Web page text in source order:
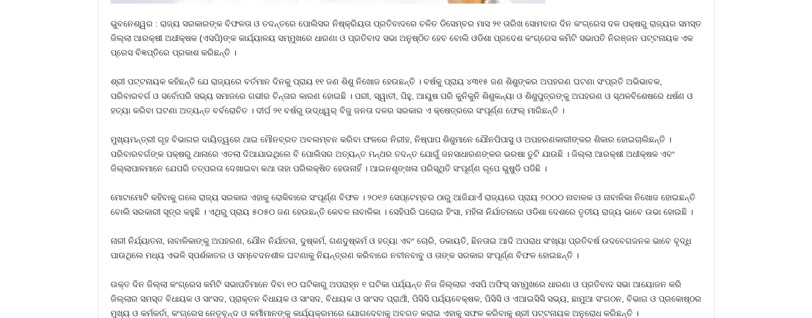
ଭୁବନେଶ୍ୱର : ରାଜ୍ୟ ସରକାରଙ୍କ ବିଫଳତା ଓ ତଦନ୍ତରେ ପୋଲିସର ନିଷ୍କ୍ରିୟତା ପ୍ରତିବାଦରେ ଚଳିତ ଡିସେମ୍ବର ମାସ ୨୧ ତାରିଖ ସୋମବାର ଦିନ କଂଗ୍ରେସ ଦଳ ପକ୍ଷରୁ ରାଜ୍ୟର ସମସ୍ତ
ଜିଲ୍ଲା ଆରକ୍ଷୀ ଅଧୀକ୍ଷକ (ଏସପି)ଙ୍କ କାର୍ଯ୍ୟାଳୟ ସମ୍ମୁଖରେ ଧାରଣା ଓ ପ୍ରତିବାଦ ସଭା ଅନୁଷ୍ଠିତ ହେବ ବୋଲି ଓଡିଶା ପ୍ରଦେଶ କଂଗ୍ରେସ କମିଟି ସଭାପତି ନିରଞ୍ଜନ ପଟ୍ଟନାୟକ ଏକ
ପ୍ରେସ ବିଜ୍ଞପ୍ତିରେ ପ୍ରକାଶ କରିଛନ୍ତି ।
ଶ୍ରୀ ପଟ୍ଟନାୟକ କହିଛନ୍ତି ଯେ ରାଜ୍ୟରେ ବର୍ତମାନ ଦିନକୁ ପ୍ରାୟ ୧୧ ଜଣ ଶିଶୁ ନିଖୋଜ ହେଉଛନ୍ତି । ବର୍ଷକୁ ପ୍ରାୟ ୪୩୧୫ ଜଣ ଶିଶୁଙ୍କର ଅପହରଣ ଘଟଣା ସଂପ୍ରତି ଅଭିଭାବକ,
ପରିବାରବର୍ଗ ଓ ସର୍ବୋପରି ସଭ୍ୟ ସମାଜରେ ଗଭୀର ଚିନ୍ତାର କାରଣ ହୋଇଛି । ପରୀ, ସ୍ୱାତୀ, ପିହୁ, ଆୟୁଷ ପରି କୁନିକୁନି ଶିଶୁକନ୍ୟା ଓ ଶିଶୁପୁତ୍ରଙ୍କୁ ଅପହରଣ ଓ ସ୍ଥଳବିଶେଷରେ ଧର୍ଷଣ ଓ
ହତ୍ୟା କରିବା ଘଟଣା ଅତ୍ୟନ୍ତ ବର୍ବରୋଚିତ । ଦୀର୍ଘ ୨୧ ବର୍ଷରୁ ଉଦ୍ଧ୍ୱର୍ ବିଜୁ ଜନତା ଦଳର ସରକାର ଏ କ୍ଷେତ୍ରରେ ସଂପୂର୍ଣ୍ଣ ଫେଲ୍ ମାରିଛନ୍ତି ।
ମୁଖ୍ୟମନ୍ତ୍ରୀ ଗୃହ ବିଭାଗର ଦାୟିତ୍ୱରେ ଥାଇ ମୌନବ୍ରତ ଅବଲମ୍ବନ କରିବା ଫଳରେ ନିରୀହ, ନିଷ୍ପାପ ଶିଶୁମାନେ ଯୌନପିପାସୁ ଓ ଅପହରଣକାରୀଙ୍କର ଶିକାର ହୋଇଚାଲିଛନ୍ତି ।
ପରିବାରବର୍ଗଙ୍କ ପକ୍ଷରୁ ଥାନାରେ ଏତଲା ଦିଆଯାଇଥିଲେ ବି ପୋଲିସର ଅତ୍ୟନ୍ତ ମନ୍ଥର ତଦନ୍ତ ଯୋଗୁଁ ଜନସାଧାରଣଙ୍କର ଭରଷା ତୁଟି ଯାଉଛି । ଜିଲ୍ଲା ଆରକ୍ଷୀ ଅଧୀକ୍ଷକ ଏବଂ
ଜିଲ୍ଲାପାଳମାନେ ଯେପରି ତତ୍ପରତା ଦେଖାଇବା କଥା ତାହା ପରିଲକ୍ଷିତ ହେଉନାହିଁ । ଆଇନଶୃଙ୍ଖଳା ପରିସ୍ଥିତି ସଂପୂର୍ଣ୍ଣ ରୂପେ ଭୁଷୁଡି ପଡିଛି ।
ମୋଟାମୋଟି କହିବାକୁ ଗଲେ ରାଜ୍ୟ ସରକାର ଏହାକୁ ରୋକିବାରେ ସଂପୂର୍ଣ୍ଣ ବିଫଳ । ୨୦୧୬ ସେପ୍ଟେମ୍ବର ଠାରୁ ଆଜିଯାଏଁ ରାଜ୍ୟରେ ପ୍ରାୟ ୭୦୦୦ ନାବାଳକ ଓ ନାବାଳିକା ନିଖୋଜ ହୋଇଛନ୍ତି
ବୋଲି ସରକାରୀ ସୂତ୍ର କହୁଛି । ଏଥିରୁ ପ୍ରାୟ ୫୦୫୦ ଜଣ ହେଉଛନ୍ତି କେବଳ ନାବାଳିକା । ସେହିପରି ଘରୋଇ ହିଂସା, ମହିଳା ନିର୍ଯାତନାରେ ଓଡିଶା ଦେଶରେ ତୃତୀୟ ରାଜ୍ୟ ଭାବେ ଉଭା ହୋଇଛି ।
ନାରୀ ନିର୍ଯ୍ୟାତନା, ନାବାଳିକାଙ୍କୁ ଅପହରଣ, ଯୌନ ନିର୍ଯାତନା, ଦୁଷ୍କର୍ମ, ଗଣଦୁଷ୍କର୍ମ ଓ ହତ୍ୟା ଏବଂ ଚୋରି, ଡକାୟତି, ଛିନତାଇ ଆଦି ଅପରାଧ ସଂଖ୍ୟା ପ୍ରତିବର୍ଷ ଉଦବେଗଜନକ ଭାବେ ବୃଦ୍ଧି
ପାଉଥିଲେ ମଧ୍ୟ ଏଭଳି ସ୍ପର୍ଶକାତର ଓ ସମ୍ବେଦନଶୀଳ ଘଟଣାକୁ ନିୟନ୍ତ୍ରଣ କରିବାରେ ନବୀନବାବୁ ଓ ତାଙ୍କ ସରକାର ସଂପୂର୍ଣ୍ଣ ବିଫଳ ହୋଇଛନ୍ତି ।
ଉକ୍ତ ଦିନ ଜିଲ୍ଲା କଂଗ୍ରେସ କମିଟି ସଭାପତିମାନେ ଦିବା ୧୦ ଘଟିକାରୁ ଅପରାହ୍ନ ୧ ଘଟିକା ପର୍ଯ୍ୟନ୍ତ ନିଜ ଜିଲ୍ଲାର ଏସପି ଅଫିସ୍ ସମ୍ମୁଖରେ ଧାରଣା ଓ ପ୍ରତିବାଦ ସଭା ଆୟୋଜନ କରି
ଜିଲ୍ଲାର ସମସ୍ତ ବିଧାୟକ ଓ ସାଂସଦ, ପ୍ରାକ୍ତନ ବିଧାୟକ ଓ ସାଂସଦ, ବିଧାୟକ ଓ ସାଂସଦ ପ୍ରାର୍ଥୀ, ପିସିସି ପର୍ଯ୍ୟବେକ୍ଷକ, ପିସିସି ଓ ଏଆଇସିସି ସଭ୍ୟ, ଛାମୁଆ ସଂଗଠନ, ବିଭାଗ ଓ ପ୍ରକୋଷ୍ଠର
ମୁଖ୍ୟ ଓ କର୍ମକର୍ତା, କଂଗ୍ରେସ ନେତୃବୃନ୍ଦ ଓ କର୍ମୀମାନଙ୍କୁ କାର୍ଯ୍ୟକ୍ରମରେ ଯୋଗଦେବାକୁ ଅବଗତ କରାଇ ଏହାକୁ ସଫଳ କରିବାକୁ ଶ୍ରୀ ପଟ୍ଟନାୟକ ଅନୁରୋଧ କରିଛନ୍ତି ।